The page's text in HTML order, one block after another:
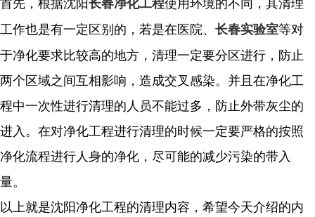
工作也是有一定区别的，若是在医院、 长春实验室等对
于净化要求比较高的地方，清理一定要分区进行，防止
两个区域之间互相影响，造成交叉感染。并且在净化工
程中一次性进行清理的人员不能过多，防止外带灰尘的
进入。 在对净化工程进行清理的时候一定要严格的按照
净化流程进行人身的净化，尽可能的减少污染的带入
量。
以上就是沈阳净化工程的清理内容，希望今天介绍的内